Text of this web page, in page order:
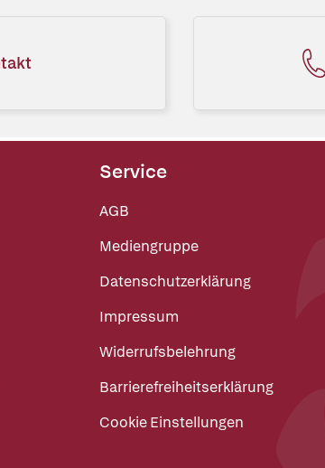
Service
AGB
Mediengruppe
Datenschutzerklärung
Impressum
Widerrufsbelehrung
Barrierefreiheitserklärung
Cookie Einstellungen